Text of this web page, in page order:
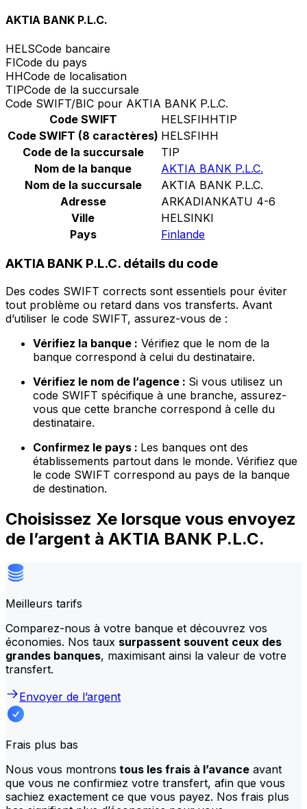
AKTIA BANK P.L.C.
HELSCode bancaire
FICode du pays
HHCode de localisation
TIPCode de la succursale
Code SWIFT/BIC pour AKTIA BANK P.L.C.
Code SWIFT
HELSFIHHTIP
Code SWIFT (8 caractères) HELSFIHH
Code de la succursale
TIP
Nom de la banque
AKTIA BANK P.L.C.
Nom de la succursale
AKTIA BANK P.L.C.
Adresse
ARKADIANKATU 4-6
Ville
HELSINKI
Pays
Finlande
AKTIA BANK P.L.C. détails du code
Des codes SWIFT corrects sont essentiels pour éviter
tout problème ou retard dans vos transferts. Avant
d’utiliser le code SWIFT, assurez-vous de :
Vérifiez la banque : Vérifiez que le nom de la
banque correspond à celui du destinataire.
Vérifiez le nom de l’agence : Si vous utilisez un
code SWIFT spécifique à une branche, assurez-
vous que cette branche correspond à celle du
destinataire.
Confirmez le pays : Les banques ont des
établissements partout dans le monde. Vérifiez que
le code SWIFT correspond au pays de la banque
de destination.
Choisissez Xe lorsque vous envoyez
de l’argent à AKTIA BANK P.L.C.
Meilleurs tarifs
Comparez-nous à votre banque et découvrez vos
économies. Nos taux surpassent souvent ceux des
grandes banques, maximisant ainsi la valeur de votre
transfert.
Envoyer de l’argent
Frais plus bas
Nous vous montrons tous les frais à l’avance avant
que vous ne confirmiez votre transfert, afin que vous
sachiez exactement ce que vous payez. Nos frais plus